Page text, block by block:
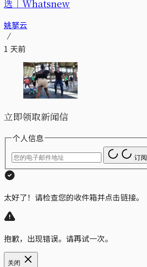
选｜Whatsnew
姚拏云
1 天前
立即领取新闻信
个人信息
订阅
太好了！请检查您的收件箱并点击链接。
抱歉，出现错误。请再试一次。
关闭